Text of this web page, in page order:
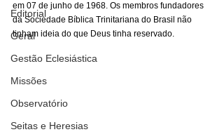
Editorial
Geral
Gestão Eclesiástica
Missões
Observatório
Seitas e Heresias
em 07 de junho de 1968. Os membros fundadores
da Sociedade Bíblica Trinitariana do Brasil não
tinham ideia do que Deus tinha reservado.